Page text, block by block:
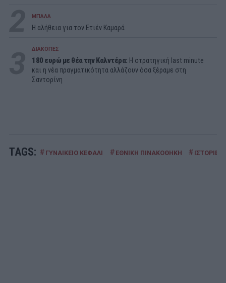
ΜΠΑΛΑ
Η αλήθεια για τον Ετιέν Καμαρά
ΔΙΑΚΟΠΕΣ
180 ευρώ με θέα την Καλντέρα: Η στρατηγική last minute
και η νέα πραγματικότητα αλλάζουν όσα ξέραμε στη
Σαντορίνη
TAGS: # ΓΥΝΑΙΚΕΙΟ ΚΕΦΑΛΙ # ΕΘΝΙΚΗ ΠΙΝΑΚΟΘΗΚΗ # ΙΣΤΟΡΙΕΣ